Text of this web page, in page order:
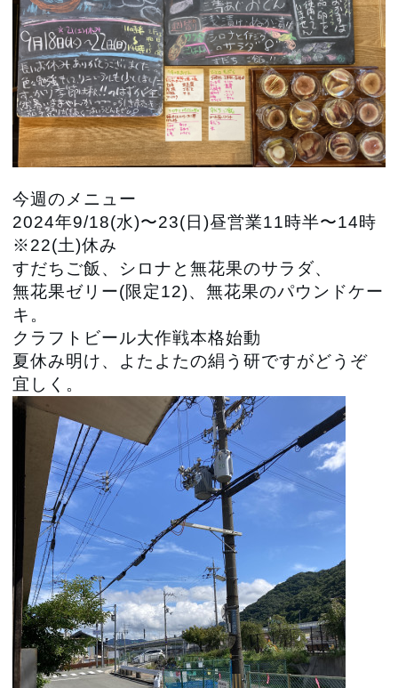
今週のメニュー
2024年9/18(水)〜23(日)昼営業11時半〜14時
※22(土)休み
すだちご飯、シロナと無花果のサラダ、
無花果ゼリー(限定12)、無花果のパウンドケー
キ。
クラフトビール大作戦本格始動
夏休み明け、よたよたの絹う研ですがどうぞ
宜しく。